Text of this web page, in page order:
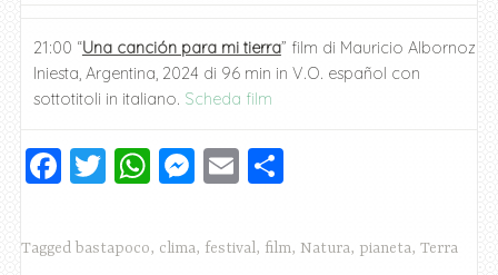
21:00 “Una canción para mi tierra” film di Mauricio Albornoz
Iniesta, Argentina, 2024 di 96 min in V.O. español con
sottotitoli in italiano. Scheda film
F
c
T
tt
W
at
M
ss
E
ai
C
n
Tagged bastapoco, clima, festival, film, Natura, pianeta, Terra